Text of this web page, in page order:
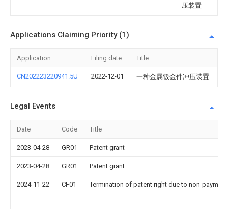
压装置
Applications Claiming Priority (1)
Application Filing date Title
CN202223220941.5U 2022-12-01 一种金属钣金件冲压装置
Legal Events
Date Code Title
2023-04-28 GR01 Patent grant
2023-04-28 GR01 Patent grant
2024-11-22 CF01 Termination of patent right due to non-